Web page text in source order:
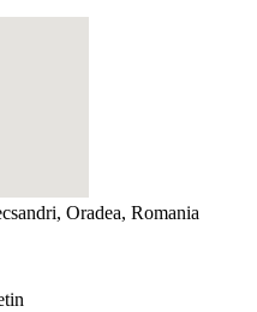
Oradea, Romania